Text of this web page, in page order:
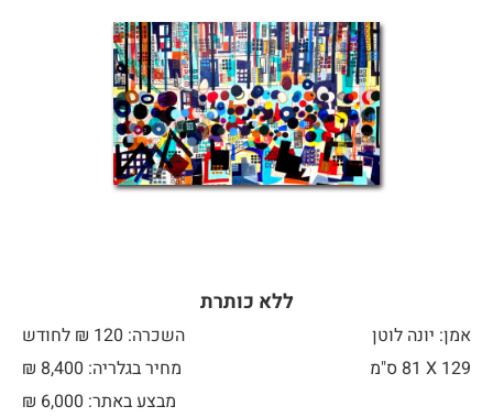
ללא כותרת
אמן: יונה לוטן
השכרה: 120 ₪ לחודש
129 X
מחיר בגלריה: 8,400 ₪
מבצע באתר:
₪ 6,000